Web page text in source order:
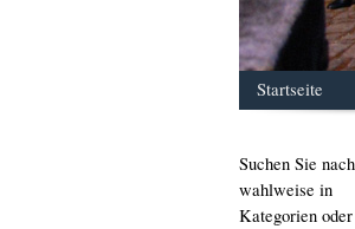
Startseite
Suchen Sie
wahlweise in
Kategorien